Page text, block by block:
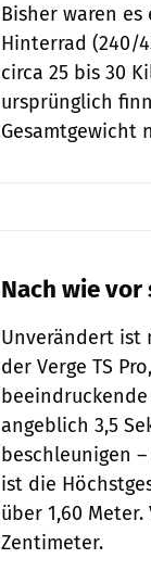
Bisher waren
Hinterrad (240/
circa 25 bis 30
ursprünglich
Gesamtgewicht
Nach wie vor
Unverändert ist
der Verge TS
angeblich 3,5
beschleunigen
ist die
über 1,60
Zentimeter.